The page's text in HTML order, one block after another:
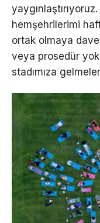
hemşehrilerimi
ortak olmaya
veya prosedür
stadımıza